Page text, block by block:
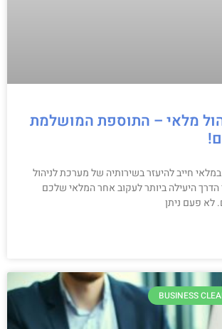
מלאי – התוספת המושלמת
חייב להיעזר בשירותיה של מערכת לניהול
הדרך היעילה ביותר לעקוב אחר המלאי שלכם
לא פעם ניתן
BUSINESS